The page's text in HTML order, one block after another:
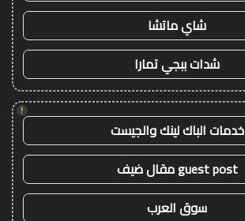
شاي ماتشا
شدات ببجي تمارا
!
خدمات الباك لينك والجيست
guest post مقال ضيف
سوق العرب